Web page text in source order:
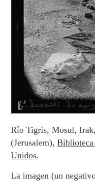
Río Tigris, Mosul,
(Jerusalem),Biblioteca
Unidos.
La imagen (un